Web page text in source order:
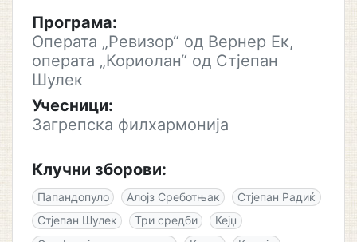
Програма:
Операта „Ревизор“ од Вернер Ек,
операта „Кориолан“ од Стјепан
Шулек
Учесници:
Загрепска филхармонија
Клучни зборови:
Папандопуло Алојз Среботњак
Стјепан Радиќ
Стјепан Шулек
Три средби
Кејџ